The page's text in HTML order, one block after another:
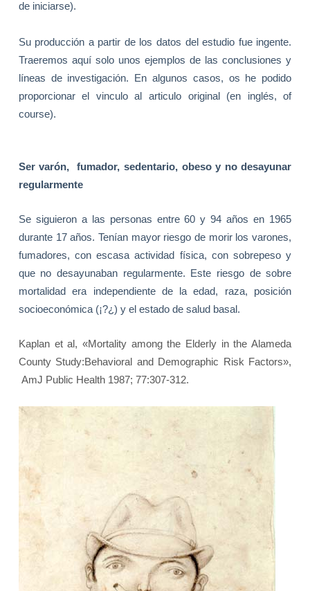
de iniciarse).
Su producción a partir de los datos del estudio fue ingente.
Traeremos aquí solo unos ejemplos de las conclusiones y
líneas de investigación. En algunos casos, os he podido
proporcionar el vinculo al articulo original (en inglés, of
course).
Ser varón,
fumador, sedentario, obeso y no desayunar
regularmente
Se siguieron a las personas entre 60 y 94 años en 1965
durante 17 años. Tenían mayor riesgo de morir los varones,
fumadores, con escasa actividad física, con sobrepeso y
que no desayunaban regularmente. Este riesgo de sobre
mortalidad era independiente de la edad, raza, posición
socioeconómica (¡?¿) y el estado de salud basal.
Kaplan et al, «Mortality among the Elderly in the Alameda
County Study:Behavioral and Demographic Risk Factors»,
AmJ Public Health 1987; 77:307-312.